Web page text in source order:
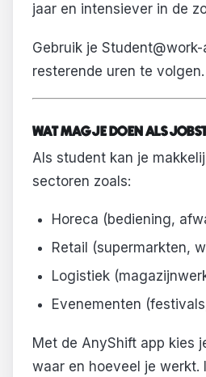
jaar en intensiever in de
Gebruik je
resterende uren te volgen.
WAT MAG JE DOEN ALS
Als student kan je
sectoren zoals:
Horeca (bediening,
Retail (supermarkten,
Logistiek
Evenementen
Met de AnyShift app kies
waar en hoeveel je werkt.